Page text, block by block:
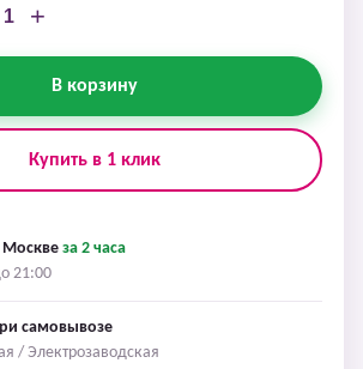
+
В корзину
Купить в 1 клик
Москвеза 2 часа
21:00
самовывозе
/ Электрозаводская